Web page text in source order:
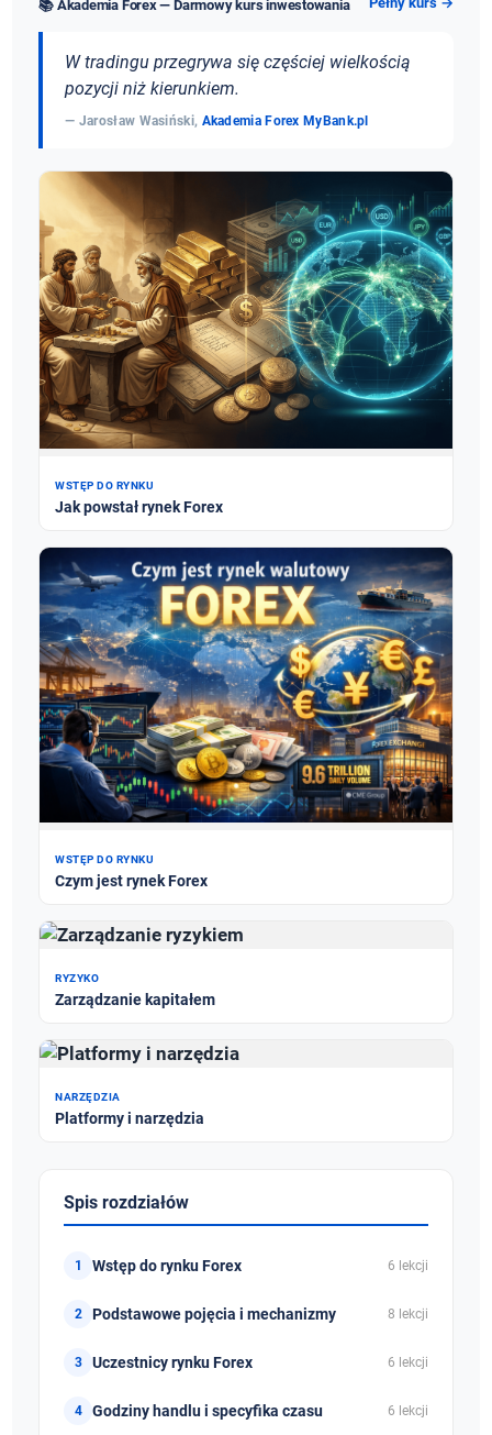
📚 Akademia Forex — Darmowy kurs inwestowania
W tradingu przegrywa się częściej wielkością
pozycji niż kierunkiem.
— Jarosław Wasiński, Akademia Forex MyBank.pl
WSTĘP DO RYNKU
Jak powstał rynek Forex
WSTĘP DO RYNKU
Czym jest rynek Forex
RYZYKO
Zarządzanie kapitałem
NARZĘDZIA
Platformy i narzędzia
Spis rozdziałów
Wstęp do rynku Forex 6 lekcji
Podstawowe pojęcia i mechanizmy 8 lekcji
Uczestnicy rynku Forex 6 lekcji
Godziny handlu i specyfika czasu 6 lekcji